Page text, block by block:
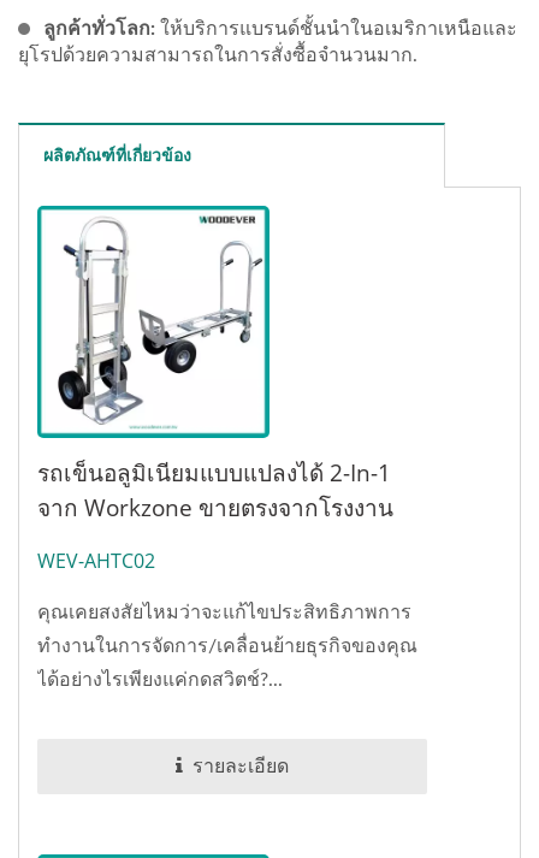
ลูกค้าทั่วโลก: ให้บริการแบรนด์ชั้นนำในอเมริกาเหนือและ
ยุโรปด้วยความสามารถในการสั่งซื้อจำนวนมาก.
ผลิตภัณฑ์ที่เกี่ยวข้อง
รถเข็นอลูมิเนียมแบบแปลงได้ 2-In-1
จาก Workzone ขายตรงจากโรงงาน
WEV-AHTC02
คุณเคยสงสัยไหมว่าจะแก้ไขประสิทธิภาพการ
ทำงานในการจัดการ/เคลื่อนย้ายธุรกิจของคุณ
ได้อย่างไรเพียงแค่กดสวิตช์?...
รายละเอียด